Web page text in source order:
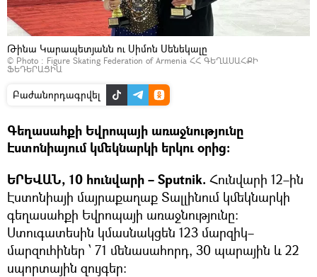
Թինա Կարապետյանն ու Սիմոն Սենեկալը
© Photo : Figure Skating Federation of Armenia ՀՀ ԳԵՂԱՍԱՀՔԻ
ՖԵԴԵՐԱՑԻԱ
Բաժանորդագրվել
Գեղասահքի Եվրոպայի առաջնությունը
Էստոնիայում կմեկնարկի երկու օրից։
ԵՐԵՎԱՆ, 10 հունվարի – Sputnik. Հունվարի 12–ին
Էստոնիայի մայրաքաղաք Տալլինում կմեկնարկի
գեղասահքի Եվրոպայի առաջնությունը:
Ստուգատեսին կմասնակցեն 123 մարզիկ–
մարզուհիներ ՝ 71 մենասահորդ, 30 պարային և 22
սպորտային զույգեր: